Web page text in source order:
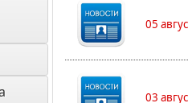
05
03